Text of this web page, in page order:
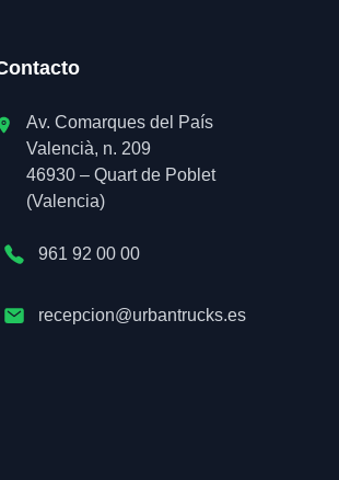
Av. Comarques del País
Valencià, n. 209
46930 – Quart de Poblet
(Valencia)
961 92 00 00
recepcion@urbantrucks.es